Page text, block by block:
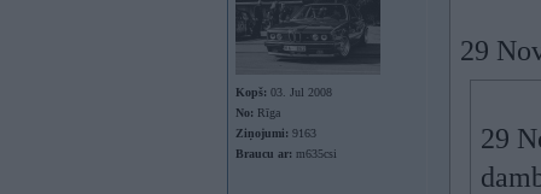
Kopš: 03. Jul 2008
No: Rīga
Ziņojumi: 9163
Braucu ar: m635csi
29
29